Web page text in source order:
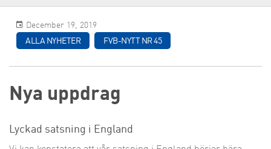
December 19, 2019
ALLA NYHETER
FVB-NYTT NR 45
Nya uppdrag
Lyckad satsning i England